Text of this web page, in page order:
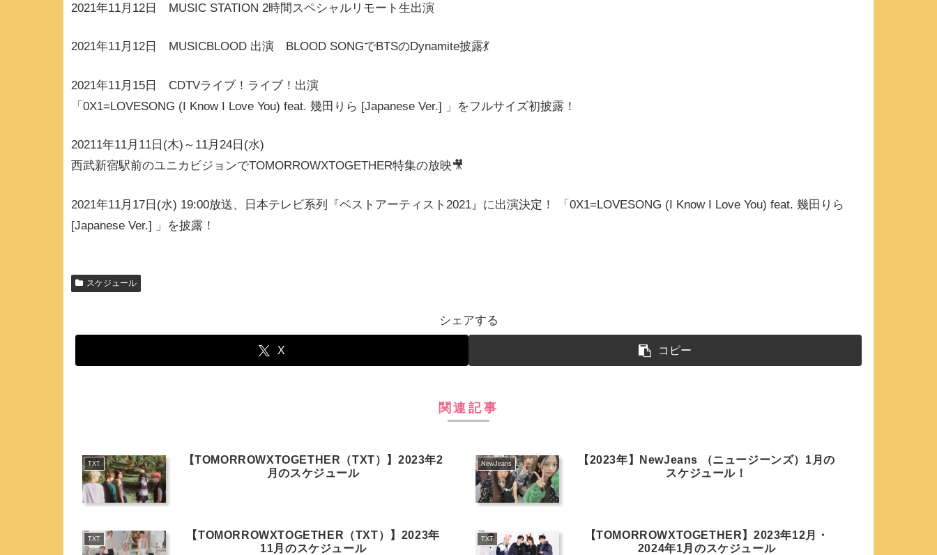
2021年11月12日 MUSIC STATION 2時間スペシャルリモート生出演
2021年11月12日 MUSICBLOOD 出演 BLOOD SONGでBTSのDynamite披露💃
2021年11月15日 CDTVライブ！ライブ！出演
「0X1=LOVESONG (I Know I Love You) feat. 幾田りら [Japanese Ver.] 」をフルサイズ初披露！
20211年11月11日(木)～11月24日(水)
西武新宿駅前のユニカビジョンでTOMORROWXTOGETHER特集の放映🎥
2021年11月17日(水) 19:00放送、日本テレビ系列『ベストアーティスト2021』に出演決定！ 「0X1=LOVESONG (I Know I Love You) feat. 幾田りら
[Japanese Ver.] 」を披露！
スケジュール
シェアする
X コピー
関連記事
TXT
【TOMORROWXTOGETHER（TXT）】2023年2
月のスケジュール
NewJeans
【2023年】NewJeans （ニュージーンズ）1月の
スケジュール！
TXT
【TOMORROWXTOGETHER（TXT）】2023年
11月のスケジュール
TXT
【TOMORROWXTOGETHER】2023年12月・
2024年1月のスケジュール